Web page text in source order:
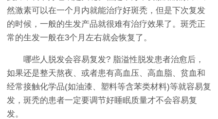
然激素可以在一个月内就能治疗好斑秃，但是下次复发
的时候，一般的生发产品就很难有治疗效果了。斑秃正
常的生发一般在3个月左右就会恢复了。
哪些人脱发会容易复发? 脂溢性脱发患者治愈后，
如果还是整天熬夜、或者患有高血压、高血脂、贫血和
经常接触化学品(如油漆、塑料等含苯类材料)等就容易复
发，斑秃的患者一定要调节好睡眠质量才不会容易复
发。